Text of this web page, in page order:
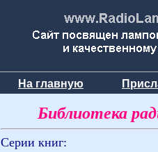
На главную
Библиотека
Серии книг: